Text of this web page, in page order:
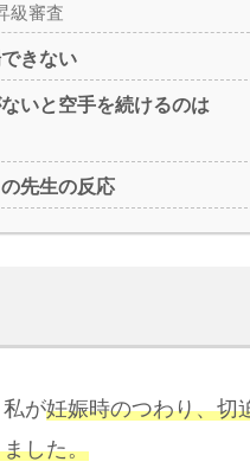
級審査
きない
いと空手を続けるのは
先生の反応
が妊娠時のつわり、切
した。